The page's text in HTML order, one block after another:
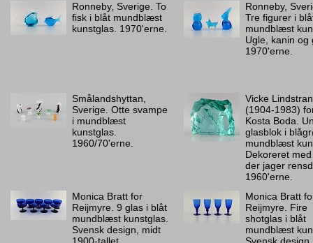
Ronneby, Sverige. To
fisk i blåt mundblæst
kunstglas. 1970'erne.
Ronneby,
Tre figurer i
mundblæst
Ugle, kanin og
1970'erne.
Smålandshyttan,
Sverige. Otte svampe
i mundblæst
kunstglas.
1960/70'erne.
Vicke
(1904-1983)
Kosta Boda.
glasblok i
mundblæst
Dekoreret
der jager
1960'erne.
Monica Bratt for
Reijmyre. 9 glas i blåt
mundblæst kunstglas.
Svensk design, midt
Monica Bratt
Reijmyre. Fire
shotglas i blåt
mundblæst